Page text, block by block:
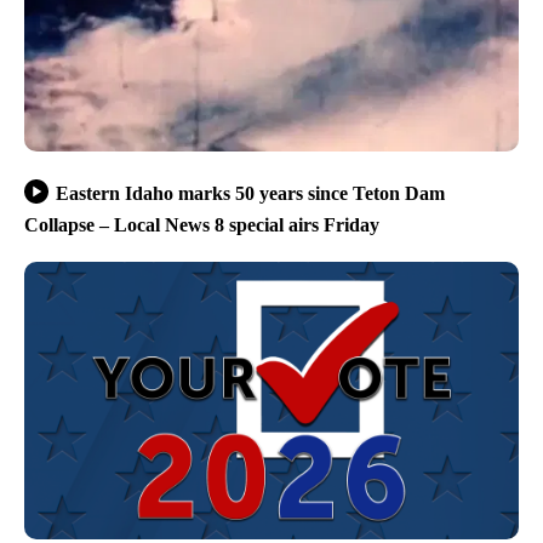
Eastern Idaho marks 50 years since Teton Dam
Collapse – Local News 8 special airs Friday